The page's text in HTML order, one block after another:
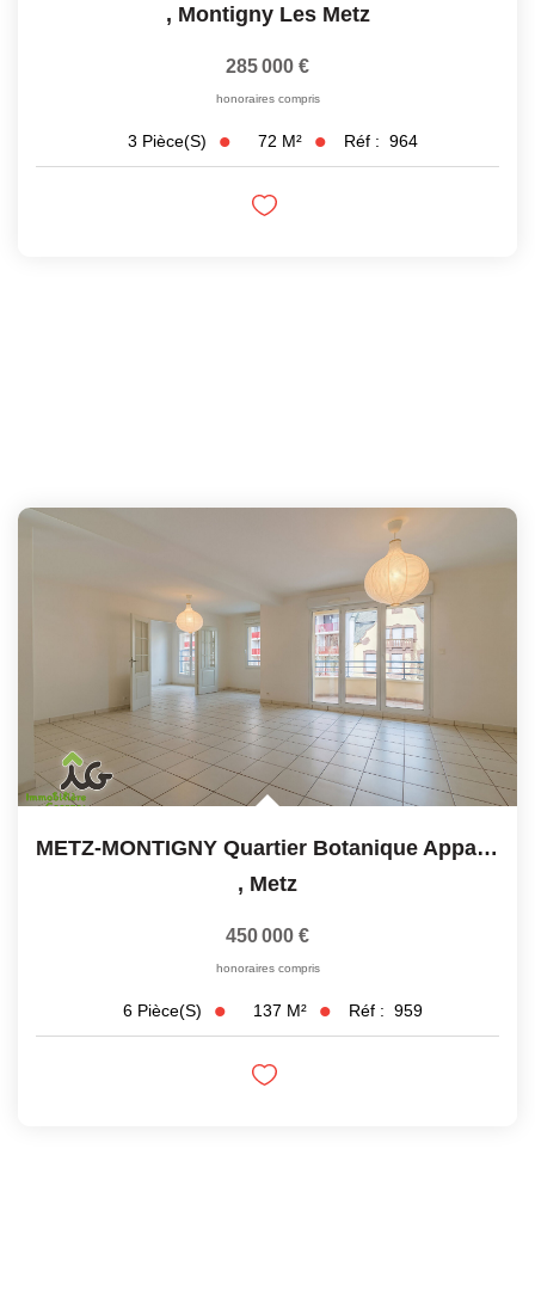
, Montigny Les Metz
285 000 €
honoraires compris
3 Pièce(s) 72 M² Réf : 964
METZ-MONTIGNY Quartier Botanique Appartement Metz 6 Pièces...
, Metz
450 000 €
honoraires compris
6 Pièce(s) 137 M² Réf : 959